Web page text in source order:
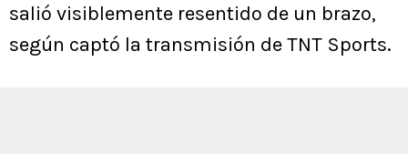
salió visiblemente resentido de un brazo,
según captó la transmisión de TNT Sports.